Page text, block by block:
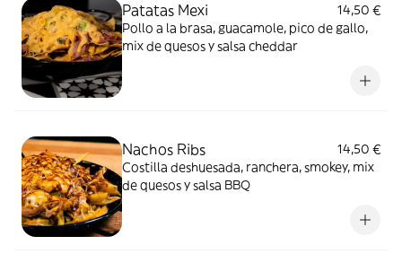
Patatas Mexi
14,50 €
Pollo a la brasa, guacamole, pico de gallo,
mix de quesos y salsa cheddar
Nachos Ribs
14,50 €
Costilla deshuesada, ranchera, smokey, mix
de quesos y salsa BBQ